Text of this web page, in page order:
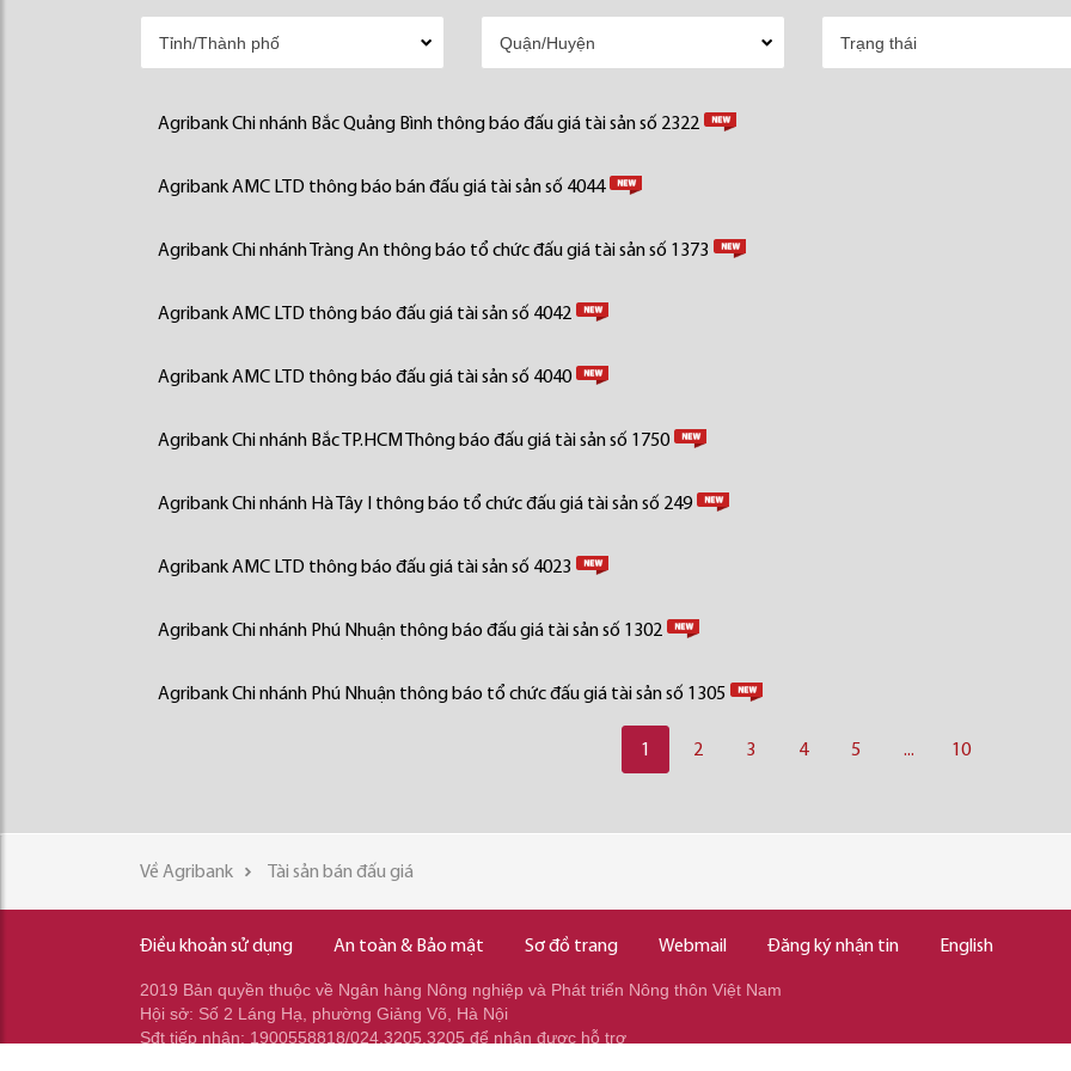
Agribank Chi nhánh Bắc Quảng Bình thông báo đấu giá tài sản số 2322
Agribank AMC LTD thông báo bán đấu giá tài sản số 4044
Agribank Chi nhánh Tràng An thông báo tổ chức đấu giá tài sản số 1373
Agribank AMC LTD thông báo đấu giá tài sản số 4042
Agribank AMC LTD thông báo đấu giá tài sản số 4040
Agribank Chi nhánh Bắc TP.HCM Thông báo đấu giá tài sản số 1750
Agribank Chi nhánh Hà Tây I thông báo tổ chức đấu giá tài sản số 249
Agribank AMC LTD thông báo đấu giá tài sản số 4023
Agribank Chi nhánh Phú Nhuận thông báo đấu giá tài sản số 1302
Agribank Chi nhánh Phú Nhuận thông báo tổ chức đấu giá tài sản số 1305
1 2 3 4 5 ... 10
Về Agribank Tài sản bán đấu giá
Điều khoản sử dụng An toàn & Bảo mật Sơ đồ trang Webmail Đăng ký nhận tin English
2019 Bản quyền thuộc về Ngân hàng Nông nghiệp và Phát triển Nông thôn Việt Nam
Hội sở: Số 2 Láng Hạ, phường Giảng Võ, Hà Nội
Sđt tiếp nhận: 1900558818/024.3205.3205 để nhận được hỗ trợ